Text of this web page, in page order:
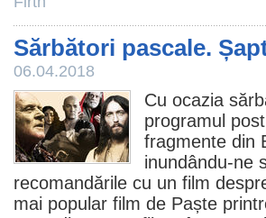
Sărbători pascale.
06.04.2018
Cu ocazia
programul
fragmente din
inundându-ne
recomandările cu un film
mai popular film de Paște